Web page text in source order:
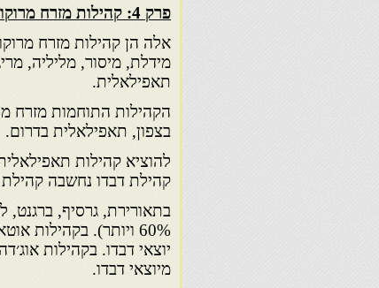
פרק 4: קהילות מזרח מרוקו
אלה הן קהילות מזרח
מידלת, מיסור, מליליה,
תאפילאלית.
הקהילות התוחמות מזרח
בצפון, תאפילאלית בדרום.
להוציא קהילות
קהילת דבדו נחשבה
בתאורירת, גרסיף, ברגנט,
60% ויותר). בקהילות
יוצאי דבדו. בקהילות
מיוצאי דבדו.